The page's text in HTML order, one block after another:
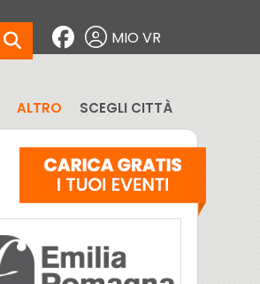
MIO VR
ALTRO SCEGLI CITTÀ